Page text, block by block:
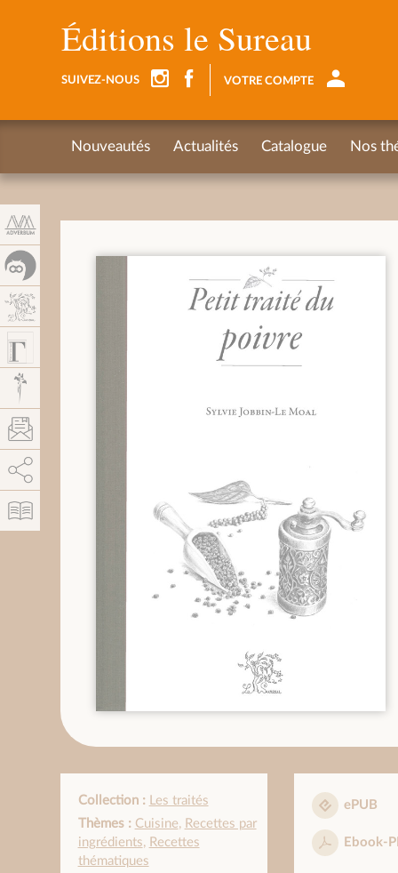
Collection :
Les traités
Thèmes : Cuisine, Recettes par
ingrédients, Recettes
thématiques
ePUB
Ebook-
Éditions le Sureau
SUIVEZ-NOUS VOTRE COMPTE
Nouveautés Actualités Catalogue Nos